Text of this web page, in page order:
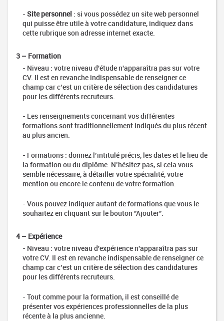
motivation
Se préparer
à l’entretien
recrutement
Les tests
d’évaluation
Mini
RH
Fonctions
Publiques
dans la
fonction
publique
fonction
territoriale
fonction
d’état
Les
organismes
publics
concours
Travailler
- Site personnel: si vous possédez un site web personnel
qui puisse être utile à votre candidature, indiquez dans
cette rubrique son adresse internet exacte.
3 – Formation
- Niveau : votre niveau d'étude n'apparaîtra pas sur votre
CV. Il est en revanche indispensable de renseigner ce
champ car c’est un critère de sélection des candidatures
pour les différents recruteurs.
- Les renseignements concernant vos différentes
formations sont traditionnellement indiqués du plus récent
au plus ancien.
- Formations : donnez l’intitulé précis, les dates et le lieu de
la formation ou du diplôme. N’hésitez pas, si cela vous
semble nécessaire, à détailler votre spécialité, votre
mention ou encore le contenu de votre formation.
- Vous pouvez indiquer autant de formations que vous le
souhaitez en cliquant sur le bouton "Ajouter".
4 – Expérience
- Niveau : votre niveau d'expérience n'apparaîtra pas sur
votre CV. Il est en revanche indispensable de renseigner ce
champ car c’est un critère de sélection des candidatures
pour les différents recruteurs.
- Tout comme pour la formation, il est conseillé de
présenter vos expériences professionnelles de la plus
récente à la plus ancienne.